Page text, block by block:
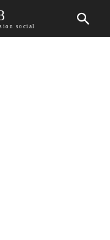
social